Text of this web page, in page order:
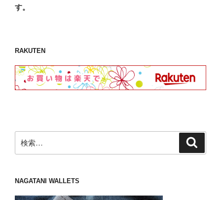
す。
RAKUTEN
索:
NAGATANI WALLETS